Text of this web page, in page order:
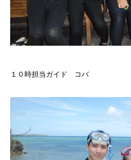
１０時担当ガイド コバ